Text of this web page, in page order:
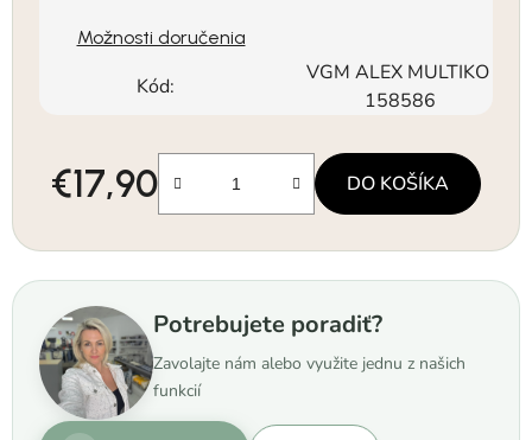
Možnosti doručenia
Kód:
VGM ALEX MULTIKO
158586
€17,90
Jednotková cena:
DO KOŠÍKA
Potrebujete poradiť?
Zavolajte nám alebo využite jednu z našich
funkcií